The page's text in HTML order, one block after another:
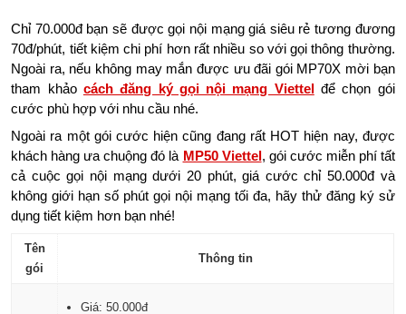
Chỉ 70.000đ bạn sẽ được gọi nội mạng giá siêu rẻ tương đương
70đ/phút, tiết kiệm chi phí hơn rất nhiều so với gọi thông thường.
Ngoài ra, nếu không may mắn được ưu đãi gói MP70X mời bạn
tham khảo cách đăng ký gọi nội mạng Viettelđể chọn gói
cước phù hợp với nhu cầu nhé.
Ngoài ra một gói cước hiện cũng đang rất HOT hiện nay, được
khách hàng ưa chuộng đó là MP50 Viettel, gói cước miễn phí tất
cả cuộc gọi nội mạng dưới 20 phút, giá cước chỉ 50.000đ và
không giới hạn số phút gọi nội mạng tối đa, hãy thử đăng ký sử
dụng tiết kiệm hơn bạn nhé!
Tên
gói
Thông tin
Giá: 50.000đ